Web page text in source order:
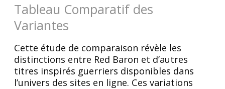
Tableau Comparatif des
Variantes
Cette étude de comparaison révèle les
distinctions entre Red Baron et d’autres
titres inspirés guerriers disponibles dans
l’univers des sites en ligne. Ces variations